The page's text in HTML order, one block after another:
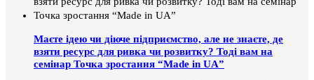
Маєте ідею чи діюче підприємство, але не знаєте, де
взяти ресурс для ривка чи розвитку? Тоді вам на
семінар Точка зростання “Made in UA”